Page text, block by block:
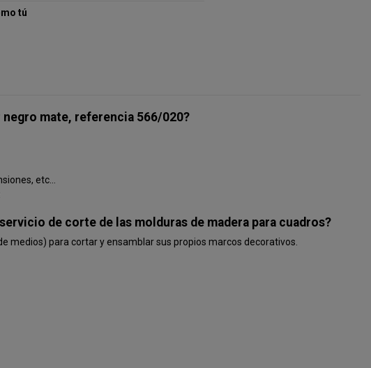
tú
negro mate, referencia 566/020?
etc…
de corte de las molduras de madera para cuadros?
medios) para cortar y ensamblar sus propios marcos decorativos.